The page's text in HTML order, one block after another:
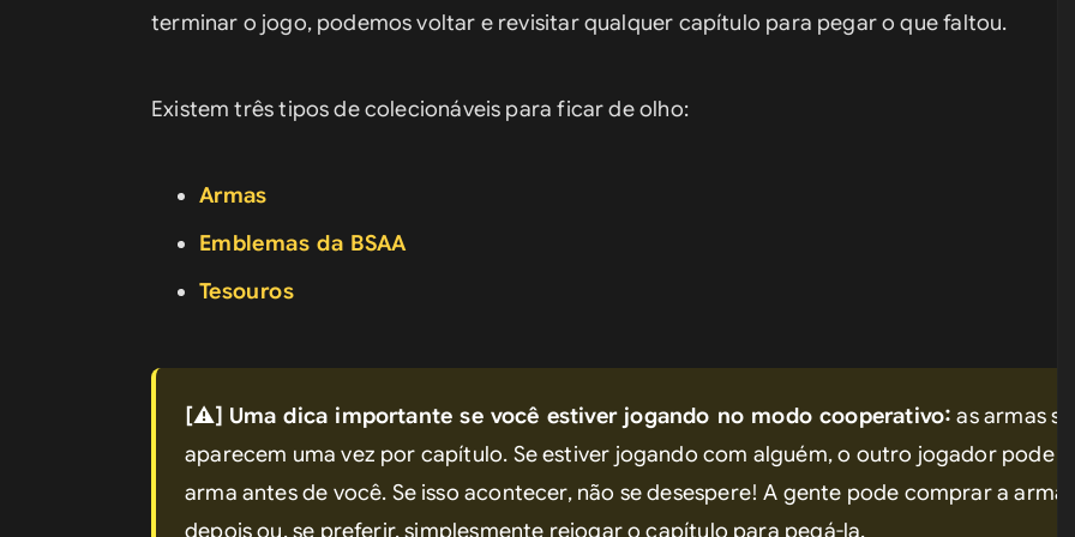
terminar o jogo, podemos voltar e revisitar qualquer capítulo para pegar o que faltou.
Existem três tipos de colecionáveis para ficar de olho:
Armas
Emblemas da BSAA
Tesouros
[⚠️] Uma dica importante se você estiver jogando no modo cooperativo: as armas só
aparecem uma vez por capítulo. Se estiver jogando com alguém, o outro jogador pode
arma antes de você. Se isso acontecer, não se desespere! A gente pode comprar a arma
depois ou, se preferir, simplesmente rejogar o capítulo para pegá-la.